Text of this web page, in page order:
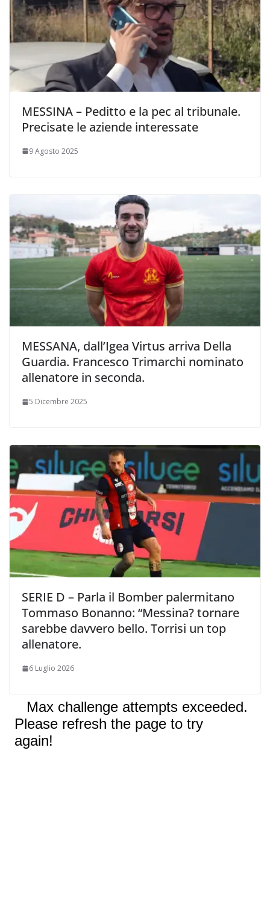
MESSINA – Peditto e la pec al tribunale.
Precisate le aziende interessate
9 Agosto 2025
MESSANA, dall’Igea Virtus arriva Della
Guardia. Francesco Trimarchi nominato
allenatore in seconda.
5 Dicembre 2025
SERIE D – Parla il Bomber palermitano
Tommaso Bonanno: “Messina? tornare
sarebbe davvero bello. Torrisi un top
allenatore.
6 Luglio 2026